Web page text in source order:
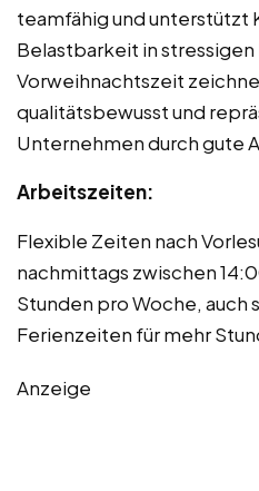
teamfähig und unterstützt
Belastbarkeit in stressigen
Vorweihnachtszeit
qualitätsbewusst und
Unternehmen durch gute
Arbeitszeiten:
Flexible Zeiten nach
nachmittags zwischen
Stunden pro Woche, auch
Ferienzeiten für mehr
Anzeige